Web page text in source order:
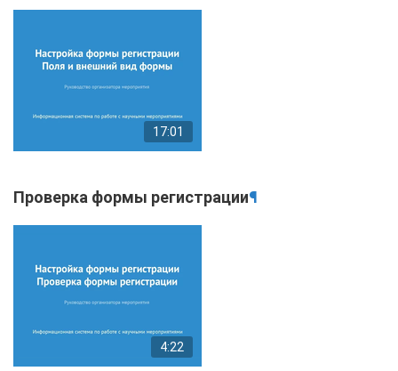
17:01
Проверка формы регистрации¶
4:22